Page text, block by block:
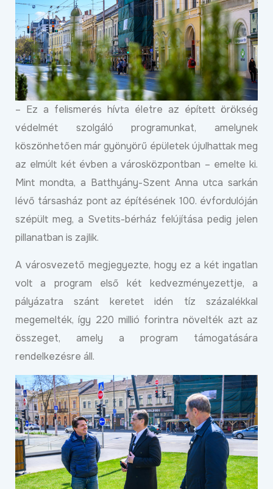
– Ez a felismerés hívta életre az épített örökség
védelmét szolgáló programunkat, amelynek
köszönhetően már gyönyörű épületek újulhattak meg
az elmúlt két évben a városközpontban – emelte ki.
Mint mondta, a Batthyány-Szent Anna utca sarkán
lévő társasház pont az építésének 100. évfordulóján
szépült meg, a Svetits-bérház felújítása pedig jelen
pillanatban is zajlik.
A városvezető megjegyezte, hogy ez a két ingatlan
volt a program első két kedvezményezettje, a
pályázatra szánt keretet idén tíz százalékkal
megemelték, így 220 millió forintra növelték azt az
összeget, amely a program támogatására
rendelkezésre áll.